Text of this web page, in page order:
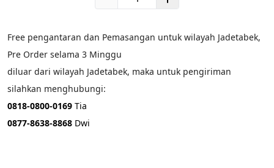
Free pengantaran dan Pemasangan untuk wilayah Jadetabek,
Pre Order selama 3 Minggu
diluar dari wilayah Jadetabek, maka untuk pengiriman
silahkan menghubungi:
0818-0800-0169 Tia
0877-8638-8868 Dwi